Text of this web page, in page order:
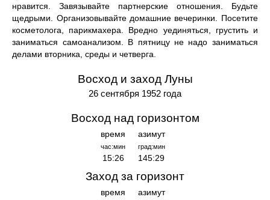
нравится. Завязывайте партнерские отношения. Будьте
щедрыми. Организовывайте домашние вечеринки. Посетите
косметолога, парикмахера. Вредно уединяться, грустить и
заниматься самоанализом. В пятницу не надо заниматься
делами вторника, среды и четверга.
Восход и заход Луны
26 сентября 1952 года
Восход над горизонтом
время
час:мин
15:26
азимут
град:мин
145:29
Заход за горизонт
время азимут